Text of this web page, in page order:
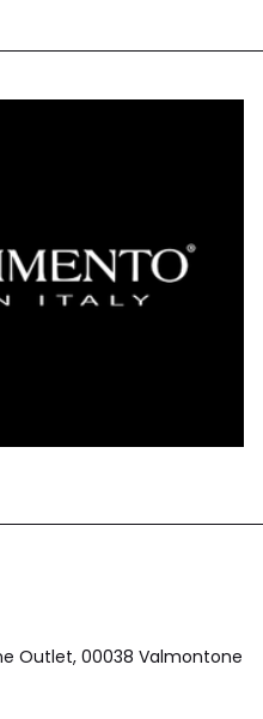
Outlet, 00038 Valmontone